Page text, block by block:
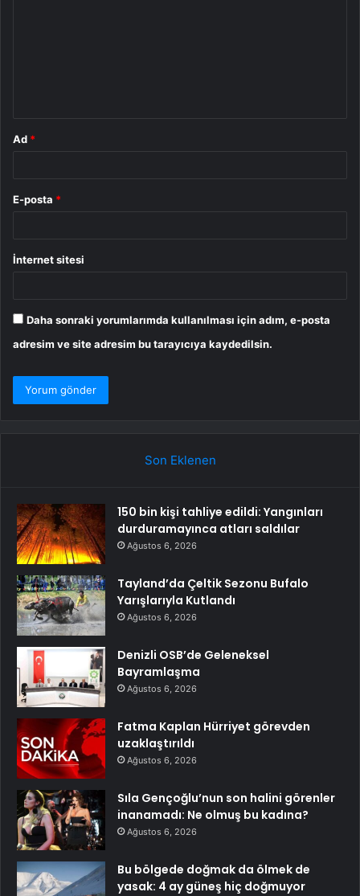
Ad *
E-posta *
İnternet sitesi
Daha sonraki yorumlarımda kullanılması için adım, e-posta
adresim ve site adresim bu tarayıcıya kaydedilsin.
Son Eklenen
150 bin kişi tahliye edildi: Yangınları
durduramayınca atları saldılar
Ağustos 6, 2026
Tayland’da Çeltik Sezonu Bufalo
Yarışlarıyla Kutlandı
Ağustos 6, 2026
Denizli OSB’de Geleneksel
Bayramlaşma
Ağustos 6, 2026
Fatma Kaplan Hürriyet görevden
uzaklaştırıldı
Ağustos 6, 2026
Sıla Gençoğlu’nun son halini görenler
inanamadı: Ne olmuş bu kadına?
Ağustos 6, 2026
Bu bölgede doğmak da ölmek de
yasak: 4 ay güneş hiç doğmuyor